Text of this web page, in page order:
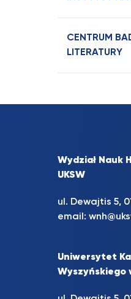
CENTRUM
LITERATURY
Wydział Nauk
UKSW
ul. Dewajtis 5,
email:
Uniwersytet
Wyszyńskiego